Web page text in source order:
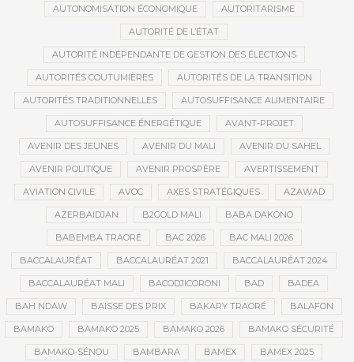
AUTONOMISATION ÉCONOMIQUE AUTORITARISME
AUTORITÉ DE L’ÉTAT
AUTORITÉ INDÉPENDANTE DE GESTION DES ÉLECTIONS
AUTORITÉS COUTUMIÈRES AUTORITÉS DE LA TRANSITION
AUTORITÉS TRADITIONNELLES AUTOSUFFISANCE ALIMENTAIRE
AUTOSUFFISANCE ÉNERGÉTIQUE AVANT-PROJET
AVENIR DES JEUNES AVENIR DU MALI AVENIR DU SAHEL
AVENIR POLITIQUE AVENIR PROSPÈRE AVERTISSEMENT
AVIATION CIVILE AVOC AXES STRATÉGIQUES AZAWAD
AZERBAÏDJAN B2GOLD MALI BABA DAKONO
BABEMBA TRAORÉ BAC 2026 BAC MALI 2026
BACCALAURÉAT BACCALAURÉAT 2021 BACCALAURÉAT 2024
BACCALAURÉAT MALI BACODJICORONI BAD BADEA
BAH NDAW BAISSE DES PRIX BAKARY TRAORÉ BALAFON
BAMAKO BAMAKO 2025 BAMAKO 2026 BAMAKO SÉCURITÉ
BAMAKO-SÉNOU BAMBARA BAMEX BAMEX 2025